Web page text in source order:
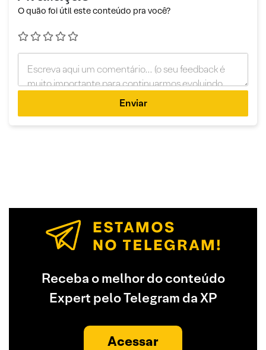
O quão foi útil este conteúdo pra você?
Enviar
Receba o melhor do conteúdo
Expert pelo Telegram da XP
Acessar